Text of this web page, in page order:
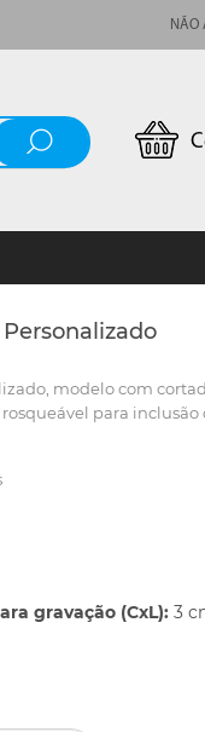
NÃO
modelo com
para inclusão
gravação (CxL): 3